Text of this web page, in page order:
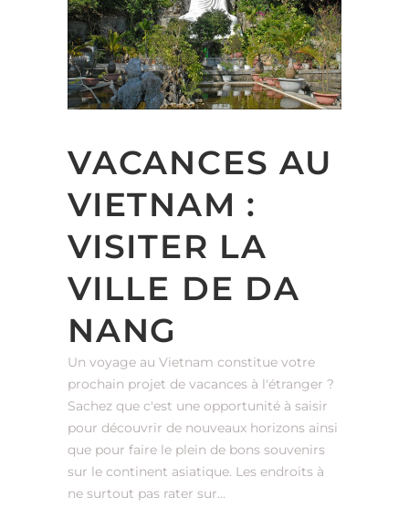
VACANCES AU
VIETNAM :
VISITER LA
VILLE DE DA
NANG
Un voyage au Vietnam constitue votre
prochain projet de vacances à l'étranger ?
Sachez que c'est une opportunité à saisir
pour découvrir de nouveaux horizons ainsi
que pour faire le plein de bons souvenirs
sur le continent asiatique. Les endroits à
ne surtout pas rater sur...